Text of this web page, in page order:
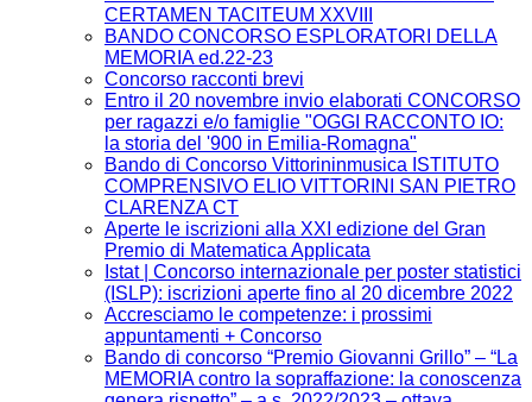
CERTAMEN TACITEUM XXVIII
BANDO CONCORSO ESPLORATORI DELLA
MEMORIA ed.22-23
Concorso racconti brevi
Entro il 20 novembre invio elaborati CONCORSO
per ragazzi e/o famiglie "OGGI RACCONTO IO:
la storia del '900 in Emilia-Romagna"
Bando di Concorso Vittorininmusica ISTITUTO
COMPRENSIVO ELIO VITTORINI SAN PIETRO
CLARENZA CT
Aperte le iscrizioni alla XXI edizione del Gran
Premio di Matematica Applicata
Istat | Concorso internazionale per poster statistici
(ISLP): iscrizioni aperte fino al 20 dicembre 2022
Accresciamo le competenze: i prossimi
appuntamenti + Concorso
Bando di concorso “Premio Giovanni Grillo” – “La
MEMORIA contro la sopraffazione: la conoscenza